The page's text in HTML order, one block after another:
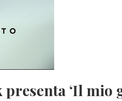
presenta ‘Il mio